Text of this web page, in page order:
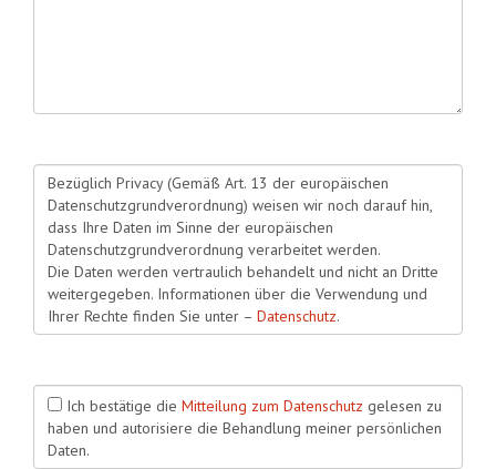
Bezüglich Privacy (Gemäß Art. 13 der europäischen
Datenschutzgrundverordnung) weisen wir noch darauf hin,
dass Ihre Daten im Sinne der europäischen
Datenschutzgrundverordnung verarbeitet werden.
Die Daten werden vertraulich behandelt und nicht an Dritte
weitergegeben. Informationen über die Verwendung und
Ihrer Rechte finden Sie unter – Datenschutz.
Ich bestätige die Mitteilung zum Datenschutz gelesen zu
haben und autorisiere die Behandlung meiner persönlichen
Daten.